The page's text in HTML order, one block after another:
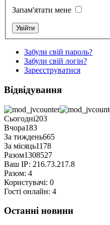
Запам'ятати мене
Забули свій пароль?
Забули свій логін?
Зареєструватися
Відвідування
Сьогодні203
Вчора183
За тиждень665
За місяць1178
Разом1308527
Ваш ІР: 216.73.217.8
Разом: 4
Користувачі: 0
Гості онлайн: 4
Останні новини